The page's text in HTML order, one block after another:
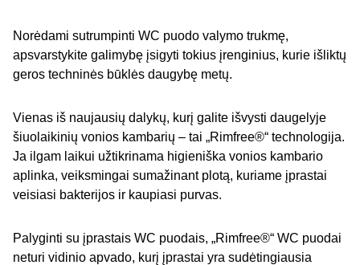
Norėdami sutrumpinti WC puodo valymo trukmę,
apsvarstykite galimybę įsigyti tokius įrenginius, kurie išliktų
geros techninės būklės daugybę metų.
Vienas iš naujausių dalykų, kurį galite išvysti daugelyje
šiuolaikinių vonios kambarių – tai „Rimfree®“ technologija.
Ja ilgam laikui užtikrinama higieniška vonios kambario
aplinka, veiksmingai sumažinant plotą, kuriame įprastai
veisiasi bakterijos ir kaupiasi purvas.
Palyginti su įprastais WC puodais, „Rimfree®“ WC puodai
neturi vidinio apvado, kurį įprastai yra sudėtingiausia